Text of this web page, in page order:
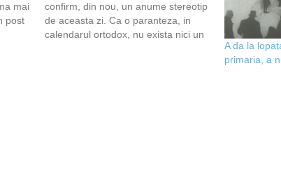
mai
post
confirm, din nou, un anume stereotip
de aceasta zi. Ca o paranteza, in
calendarul ortodox, nu exista nici un
A da la
primaria, a